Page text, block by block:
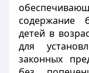
содержание
детей в
для
законных